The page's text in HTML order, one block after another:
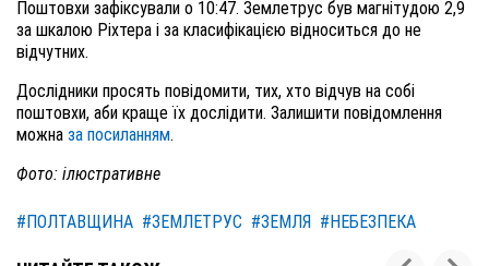
Поштовхи зафіксували о 10:47. Землетрус був магнітудою 2,9
за шкалою Ріхтера і за класифікацією відноситься до не
відчутних.
Дослідники просять повідомити, тих, хто відчув на собі
поштовхи, аби краще їх дослідити. Залишити повідомлення
можна за посиланням.
Фото: ілюстративне
#ПОЛТАВЩИНА #ЗЕМЛЕТРУС #ЗЕМЛЯ #НЕБЕЗПЕКА